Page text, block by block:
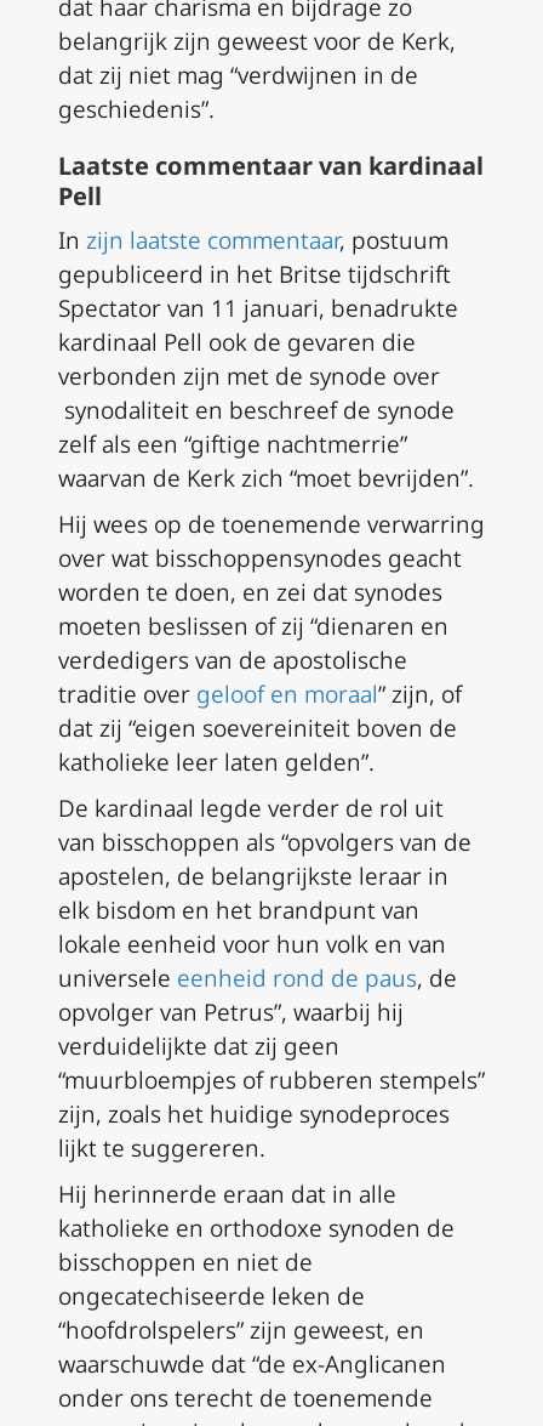
dat haar charisma en bijdrage zo
belangrijk zijn geweest voor de Kerk,
dat zij niet mag “verdwijnen in de
geschiedenis”.
Laatste commentaar van kardinaal
Pell
In zijn laatste commentaar, postuum
gepubliceerd in het Britse tijdschrift
Spectator van 11 januari, benadrukte
kardinaal Pell ook de gevaren die
verbonden zijn met de synode over
synodaliteit en beschreef de synode
zelf als een “giftige nachtmerrie”
waarvan de Kerk zich “moet bevrijden”.
Hij wees op de toenemende verwarring
over wat bisschoppensynodes geacht
worden te doen, en zei dat synodes
moeten beslissen of zij “dienaren en
verdedigers van de apostolische
traditie over geloof en moraal” zijn, of
dat zij “eigen soevereiniteit boven de
katholieke leer laten gelden”.
De kardinaal legde verder de rol uit
van bisschoppen als “opvolgers van de
apostelen, de belangrijkste leraar in
elk bisdom en het brandpunt van
lokale eenheid voor hun volk en van
universele eenheid rond de paus, de
opvolger van Petrus”, waarbij hij
verduidelijkte dat zij geen
“muurbloempjes of rubberen stempels”
zijn, zoals het huidige synodeproces
lijkt te suggereren.
Hij herinnerde eraan dat in alle
katholieke en orthodoxe synoden de
bisschoppen en niet de
ongecatechiseerde leken de
“hoofdrolspelers” zijn geweest, en
waarschuwde dat “de ex-Anglicanen
onder ons terecht de toenemende